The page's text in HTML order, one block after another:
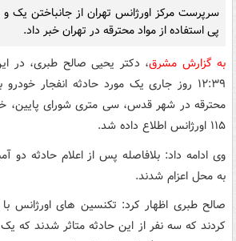
سرپرست مرکز اورژانس تهران از جانباختن
پی استفاده از مواد محترقه در تهران خبر داد.
به گزارش مشرق، دکتر یحیی صالح طبری، در
١٢:٣٩ روز جاری یک مورد حادثه انفجار
محترقه در شهر قدس، سی متری شورای پایین،
١١۵ اورژانس اطلاع داده شد.
وی ادامه داد: بلافاصله پس از اعلام حادثه دو
به محل اعزام شدند.
صالح طبری اظهار کرد: تکنسین های اورژانس
کردند که سه نفر از این حادثه متاثر شدند که